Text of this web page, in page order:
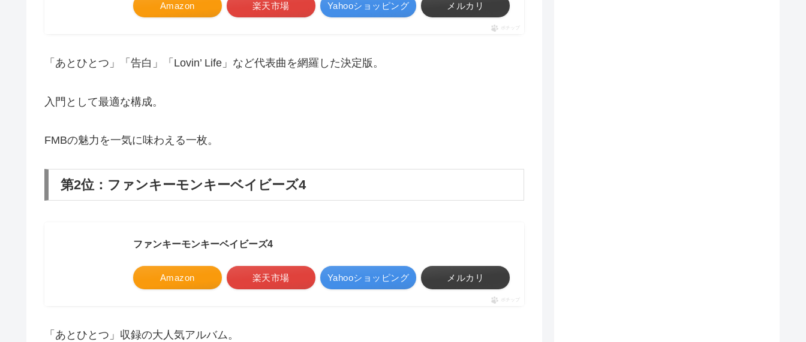
Amazon 楽天市場 Yahooショッピング メルカリ
ポチップ
「あとひとつ」「告白」「Lovin’ Life」など代表曲を網羅した決定版。
入門として最適な構成。
FMBの魅力を一気に味わえる一枚。
第2位：ファンキーモンキーベイビーズ4
ファンキーモンキーベイビーズ4
Amazon 楽天市場 Yahooショッピング メルカリ
ポチップ
「あとひとつ」収録の大人気アルバム。